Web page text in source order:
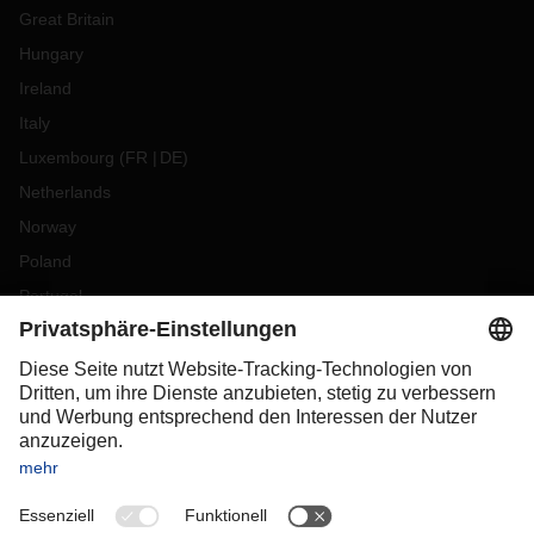
Great Britain
Hungary
Ireland
Italy
Luxembourg (FR DE)
Netherlands
Norway
Poland
Portugal
Romania
Slovakia
Spain
Sweden
Switzerland